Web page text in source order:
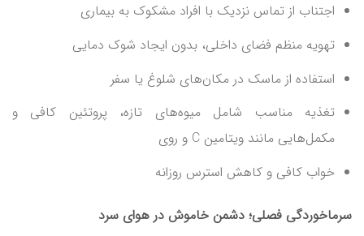
اجتناب از تماس نزدیک با افراد مشکوک به بیماری
تهویه منظم فضای داخلی، بدون ایجاد شوک دمایی
استفاده از ماسک در مکان‌های شلوغ یا سفر
تغذیه مناسب شامل میوه‌های تازه، پروتئین کافی و
مکمل‌هایی مانند ویتامین C و روی
خواب کافی و کاهش استرس روزانه
سرماخوردگی فصلی؛ دشمن خاموش در هوای سرد